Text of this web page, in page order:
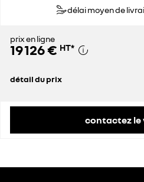
délai moyen de
prix en ligne
19 126 € HT*
détail du prix
contactez le